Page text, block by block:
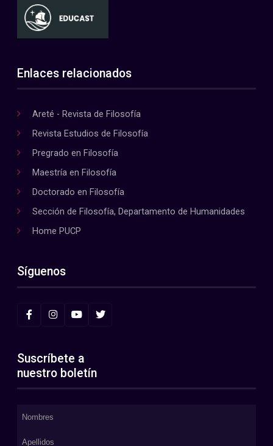
Enlaces relacionados
Areté - Revista de Filosofía
Revista Estudios de Filosofía
Pregrado en Filosofía
Maestría en Filosofía
Doctorado en Filosofía
Sección de Filosofía, Departamento de Humanidades
Home PUCP
Síguenos
Suscríbete a
nuestro boletín